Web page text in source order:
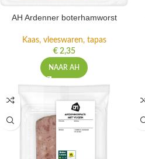
AH Ardenner boterhamworst
Kaas, vleeswaren, tapas
€2,35
NAAR AH